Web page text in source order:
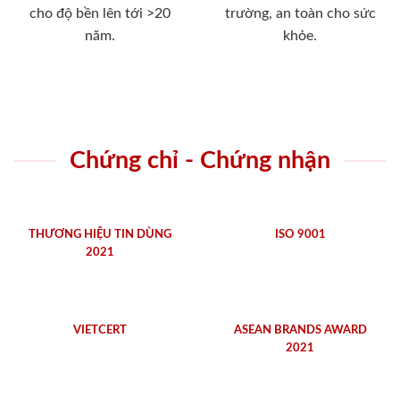
cho độ bền lên tới >20
năm.
trường, an toàn cho sức
khỏe.
Chứng chỉ - Chứng nhận
THƯƠNG HIỆU TIN DÙNG
2021
ISO 9001
VIETCERT
ASEAN BRANDS AWARD
2021